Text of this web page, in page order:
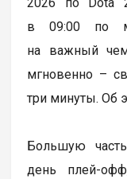
в 09:00 по
на важный
мгновенно –
три минуты. Об
Большую
день плей-